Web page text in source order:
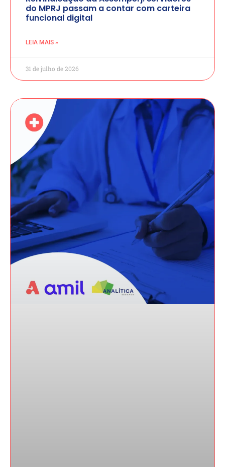
do MPRJ passam a contar com carteira
funcional digital
LEIA MAIS »
31 de julho de 2026